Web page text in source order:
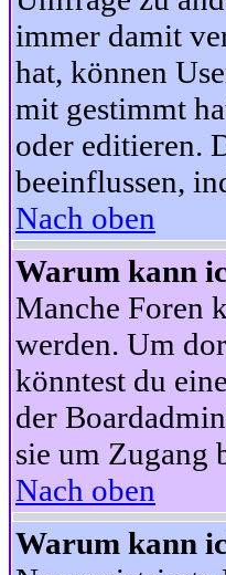
immer damit
hat, können
mit gestimmt
oder editieren.
beeinflussen,
Nach oben
Warum kann
Manche Foren
werden. Um
könntest du
der
sie um Zugang
Nach oben
Warum kann